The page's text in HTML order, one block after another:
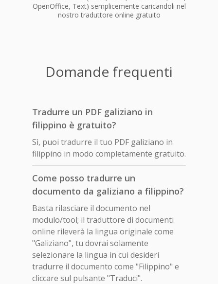
OpenOffice, Text) semplicemente caricandoli nel
nostro traduttore online gratuito
Domande frequenti
Tradurre un PDF galiziano in
filippino è gratuito?
Sì, puoi tradurre il tuo PDF galiziano in
filippino in modo completamente gratuito.
Come posso tradurre un
documento da galiziano a filippino?
Basta rilasciare il documento nel
modulo/tool; il traduttore di documenti
online rileverà la lingua originale come
"Galiziano", tu dovrai solamente
selezionare la lingua in cui desideri
tradurre il documento come "Filippino" e
cliccare sul pulsante "Traduci".